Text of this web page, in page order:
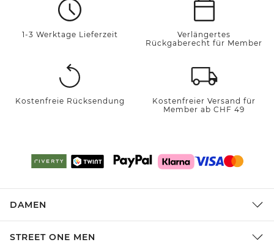
1-3 Werktage Lieferzeit
Verlängertes
Rückgaberecht für Member
Kostenfreie Rücksendung
Kostenfreier Versand für
Member ab CHF 49
DAMEN
STREET ONE MEN